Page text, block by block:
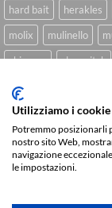
hard bait
herakles
molix
mulinello
shimano
slow pitch
spinning inshore
CHI
Utilizziamo i cookie
Potremmo posizionarli
nostro sito Web,
navigazione
le impostazioni.